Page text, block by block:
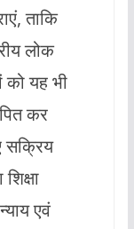
ताकि
लोक
को यह भी
कर
सक्रिय
एवं